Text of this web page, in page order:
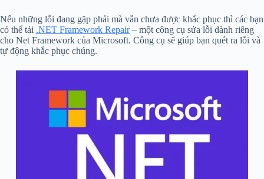
Nếu những lỗi đang gặp phải mà vẫn chưa được khắc phục thì các bạn
có thể tải .NET Framework Repair– một công cụ sửa lỗi dành riêng
cho Net Framework của Microsoft. Công cụ sẽ giúp bạn quét ra lỗi và
tự động khắc phục chúng.